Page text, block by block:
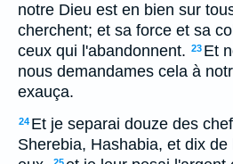
notre Dieu est en bien sur
cherchent; et sa force et sa
ceux qui l'abandonnent. 23 Et
nous demandames cela à
exauça.
24 Et je separai douze des
Sherebia, Hashabia, et dix